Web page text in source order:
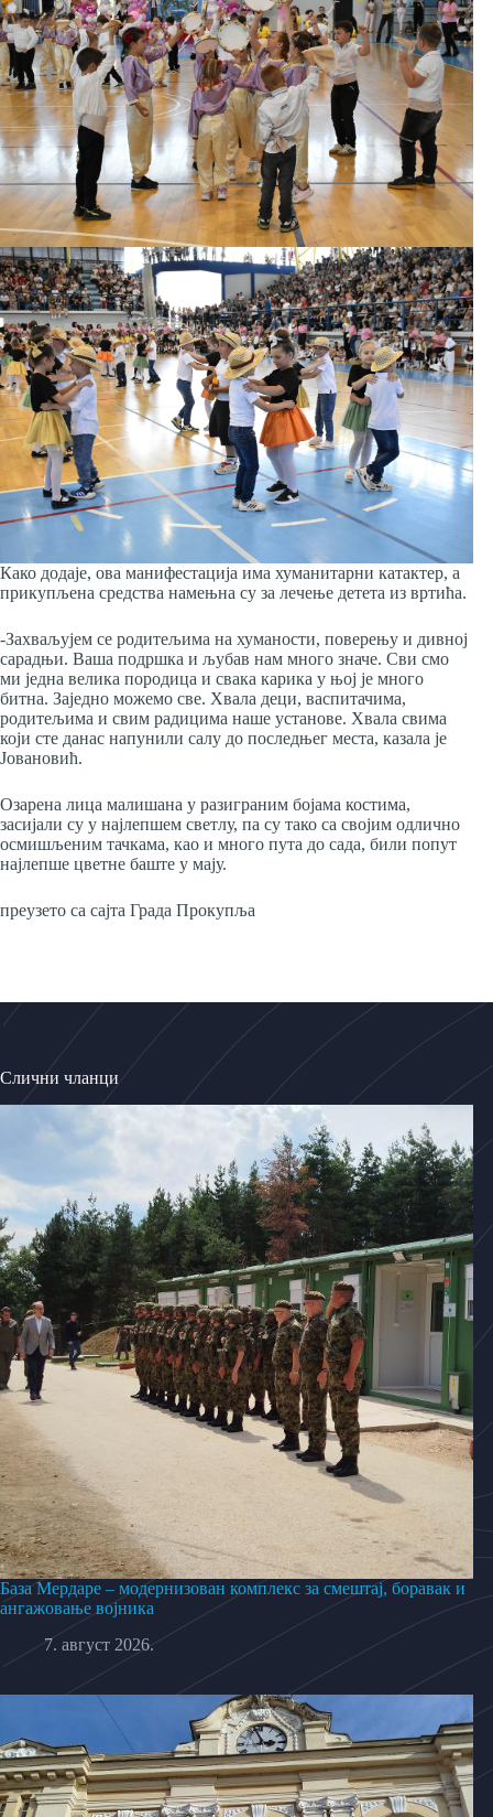
Како додаје, ова манифестација има хуманитарни катактер, а
прикупљена средства намењна су за лечење детета из вртића.
-Захваљујем се родитељима на хуманости, поверењу и дивној
сарадњи. Ваша подршка и љубав нам много значе. Сви смо
ми једна велика породица и свака карика у њој је много
битна. Заједно можемо све. Хвала деци, васпитачима,
родитељима и свим радицима наше установе. Хвала свима
који сте данас напунили салу до последњег места, казала је
Јовановић.
Озарена лица малишана у разиграним бојама костима,
засијали су у најлепшем светлу, па су тако са својим одлично
осмишљеним тачкама, као и много пута до сада, били попут
најлепше цветне баште у мају.
преузето са сајта Града Прокупља
Слични чланци
База Мердаре – модернизован комплекс за смештај, боравак и
ангажовање војника
7. август 2026.